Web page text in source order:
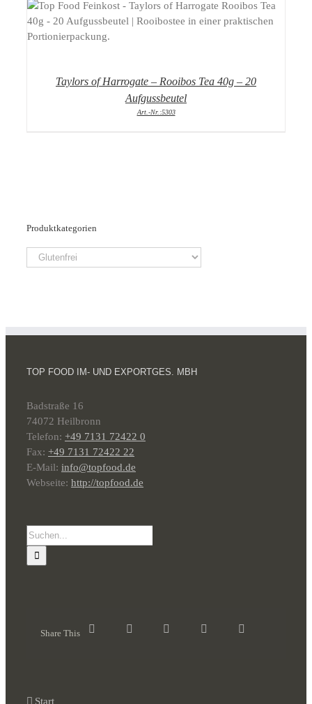
DETAILS
Taylors of Harrogate – Rooibos Tea 40g – 20
Aufgussbeutel
Art.-Nr.:5303
Produktkategorien
TOP FOOD IM- UND EXPORTGES. MBH
Badstraße 16
74072 Heilbronn
Telefon: +49 7131 72422 0
Fax: +49 7131 72422 22
E-Mail: info@topfood.de
Webseite: http://topfood.de
Suche
nach:
Share This
Start